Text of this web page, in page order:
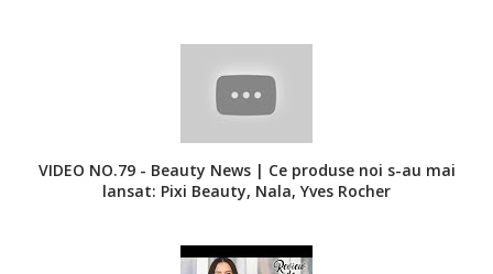
VIDEO NO.79 - Beauty News | Ce produse noi s-au mai
lansat: Pixi Beauty, Nala, Yves Rocher